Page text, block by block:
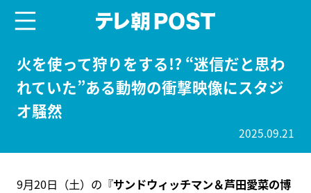
火を使って狩りをする!? “迷信だと思わ
れていた”ある動物の衝撃映像にスタジ
オ騒然
2025.09.21
9月20日（土）の『サンドウィッチマン＆芦田愛菜の博